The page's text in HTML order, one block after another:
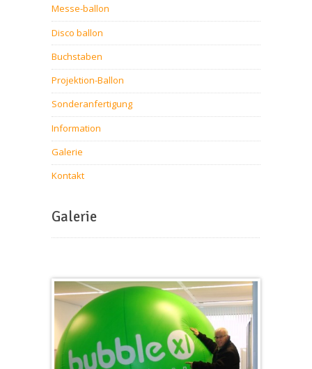
Messe-ballon
Disco ballon
Buchstaben
Projektion-Ballon
Sonderanfertigung
Information
Galerie
Kontakt
Galerie